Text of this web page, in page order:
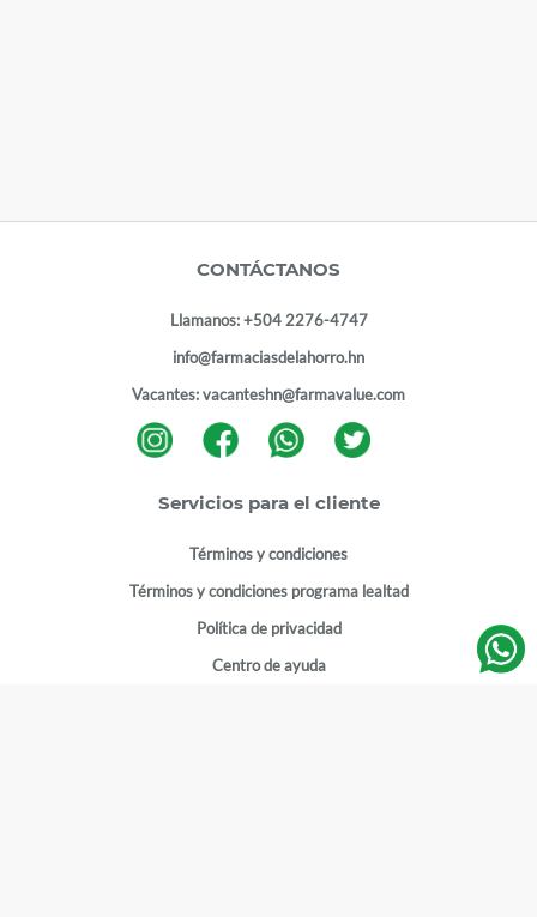
CONTÁCTANOS
Llamanos:+504 2276-4747
info@farmaciasdelahorro.hn
Vacantes:vacanteshn@farmavalue.com
Servicios para el cliente
Términos y condiciones
Términos y condiciones programa lealtad
Política de privacidad
Centro de ayuda